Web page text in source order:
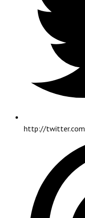
http://twitter.com